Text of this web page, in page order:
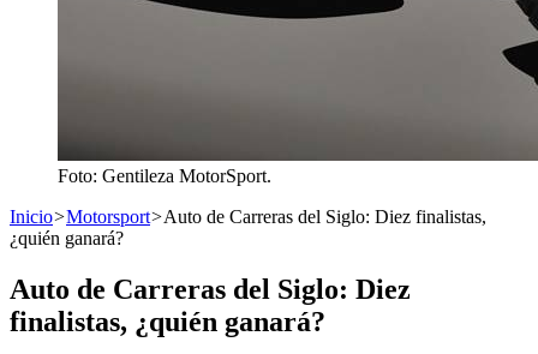
Foto: Gentileza MotorSport.
Inicio>Motorsport>Auto de Carreras del Siglo: Diez finalistas,
¿quién ganará?
Auto de Carreras del Siglo: Diez
finalistas, ¿quién ganará?